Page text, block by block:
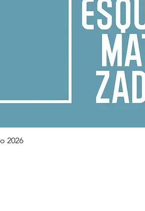
rápida
2026